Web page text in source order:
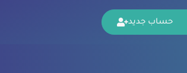
حساب جديد